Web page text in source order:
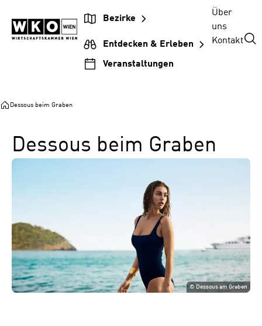
Inhalt
springen
Hauptnavigation
springen
Footer
springen
Bezirke
Entdecken & Erleben
Veranstaltungen
Über
uns
Kontakt
Dessous beim Graben
Dessous beim Graben
© Dessous am Graben